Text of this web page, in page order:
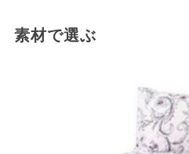
素材で選ぶ